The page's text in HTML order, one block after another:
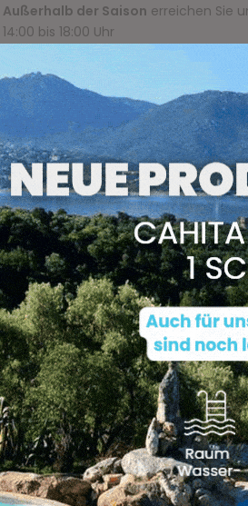
Außerhalb der Saison erreichen Sie
14:00 bis 18:00 Uhr
Geöffnet vom 1. April bis 31. Oktober
Route de
lieu dit
20113
CORSE